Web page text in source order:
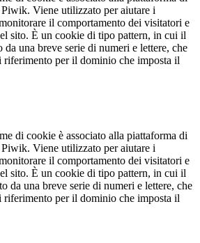
Viene utilizzato per aiutare i
il comportamento dei visitatori e
sito. È un cookie di tipo pattern, in cui il
una breve serie di numeri e lettere, che
riferimento per il dominio che imposta il
di cookie è associato alla piattaforma di
Viene utilizzato per aiutare i
il comportamento dei visitatori e
sito. È un cookie di tipo pattern, in cui il
da una breve serie di numeri e lettere, che
riferimento per il dominio che imposta il